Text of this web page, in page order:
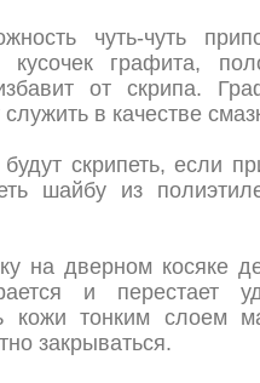
чуть-чуть
кусочек графита,
от скрипа.
в качестве
скрипеть, если
шайбу из
на дверном косяке
и перестает
кожи тонким слоем
закрываться.